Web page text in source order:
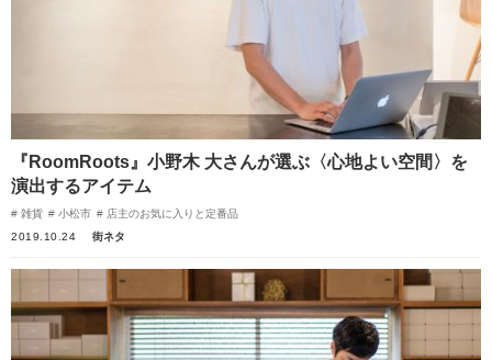
『RoomRoots』小野木 大さんが選ぶ〈心地よい空間〉を
演出するアイテム
雑貨 小松市
店主のお気に入りと定番品
2019.10.24
街ネタ